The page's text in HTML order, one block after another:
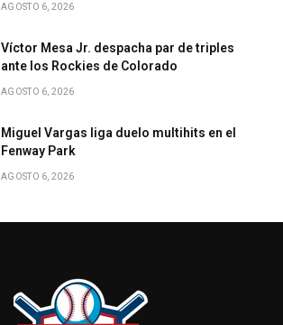
AGOSTO 6, 2026
Víctor Mesa Jr. despacha par de triples
ante los Rockies de Colorado
AGOSTO 6, 2026
Miguel Vargas liga duelo multihits en el
Fenway Park
AGOSTO 6, 2026